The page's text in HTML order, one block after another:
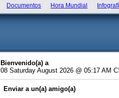
Documentos Hora Mundial
Bienvenido(a) a
08 Saturday August 2026 @ 05:17 AM
Enviar a un(a) amigo(a)